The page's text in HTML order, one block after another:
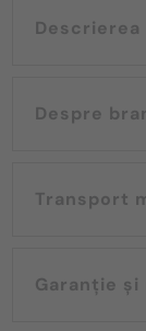
Transport
Garanție